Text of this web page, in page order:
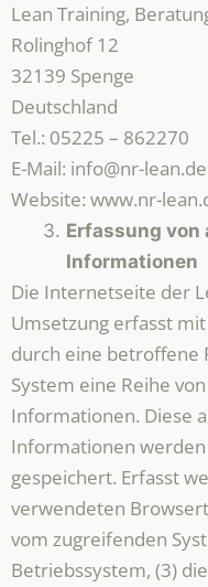
Lean Training,
Rolinghof 12
32139 Spenge
Deutschland
Tel.: 05225 – 862270
E-Mail: info@nr-lean.de
Website: www.nr-
Erfassung von
Informationen
Die Internetseite der
Umsetzung erfasst
durch eine betroffene
System eine Reihe
Informationen. Diese
Informationen werden
gespeichert. Erfasst
verwendeten
vom zugreifenden
Betriebssystem, (3)